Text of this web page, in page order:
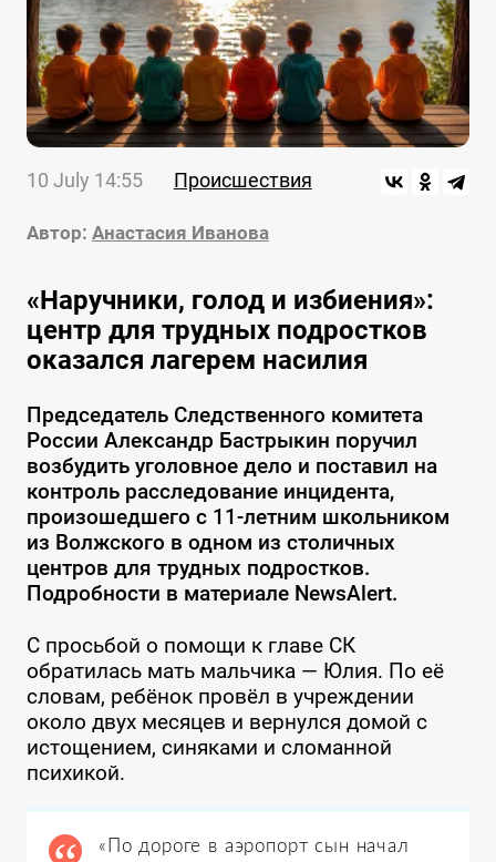
10 July 14:55 Происшествия
Автор: Анастасия Иванова
«Наручники, голод и избиения»:
центр для трудных подростков
оказался лагерем насилия
Председатель Следственного комитета
России Александр Бастрыкин поручил
возбудить уголовное дело и поставил на
контроль расследование инцидента,
произошедшего с 11-летним школьником
из Волжского в одном из столичных
центров для трудных подростков.
Подробности в материале NewsAlert.
С просьбой о помощи к главе СК
обратилась мать мальчика — Юлия. По её
словам, ребёнок провёл в учреждении
около двух месяцев и вернулся домой с
истощением, синяками и сломанной
психикой.
«По дороге в аэропорт сын начал